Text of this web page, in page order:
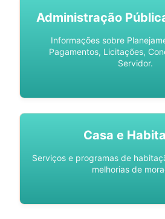
Administração
Informações sobre
Pagamentos, Licitações,
Servidor.
Casa e
Serviços e programas de
melhorias de